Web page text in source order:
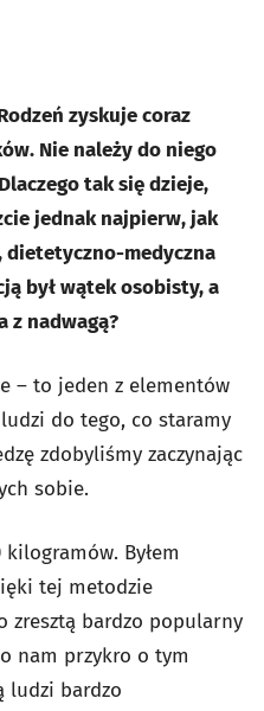
zyskuje coraz
Nie należy do niego
tak się dzieje,
jednak najpierw, jak
dietetyczno-medyczna
był wątek osobisty, a
z nadwagą?
– to jeden z elementów
do tego, co staramy
zdobyliśmy zaczynając
sobie.
Byłem
tej metodzie
zresztą bardzo popularny
nam przykro o tym
ludzi bardzo